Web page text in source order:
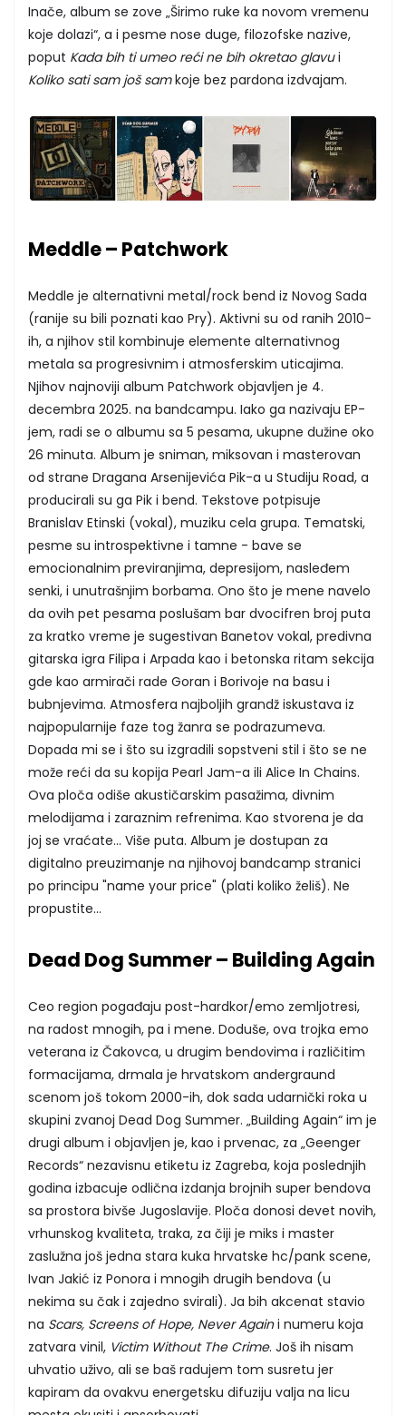
Inače, album se zove „Širimo ruke ka novom vremenu
koje dolazi“, a i pesme nose duge, filozofske nazive,
poput Kada bih ti umeo reći ne bih okretao glavui
Koliko sati sam još samkoje bez pardona izdvajam.
Meddle – Patchwork
Meddle je alternativni metal/rock bend iz Novog Sada
(ranije su bili poznati kao Pry). Aktivni su od ranih 2010-
ih, a njihov stil kombinuje elemente alternativnog
metala sa progresivnim i atmosferskim uticajima.
Njihov najnoviji album Patchwork objavljen je 4.
decembra 2025. na bandcampu. Iako ga nazivaju EP-
jem, radi se o albumu sa 5 pesama, ukupne dužine oko
26 minuta. Album je sniman, miksovan i masterovan
od strane Dragana Arsenijevića Pik-a u Studiju Road, a
producirali su ga Pik i bend. Tekstove potpisuje
Branislav Etinski (vokal), muziku cela grupa. Tematski,
pesme su introspektivne i tamne - bave se
emocionalnim previranjima, depresijom, nasleđem
senki, i unutrašnjim borbama. Ono što je mene navelo
da ovih pet pesama poslušam bar dvocifren broj puta
za kratko vreme je sugestivan Banetov vokal, predivna
gitarska igra Filipa i Arpada kao i betonska ritam sekcija
gde kao armirači rade Goran i Borivoje na basu i
bubnjevima. Atmosfera najboljih grandž iskustava iz
najpopularnije faze tog žanra se podrazumeva.
Dopada mi se i što su izgradili sopstveni stil i što se ne
može reći da su kopija Pearl Jam-a ili Alice In Chains.
Ova ploča odiše akustičarskim pasažima, divnim
melodijama i zaraznim refrenima. Kao stvorena je da
joj se vraćate... Više puta. Album je dostupan za
digitalno preuzimanje na njihovoj bandcamp stranici
po principu "name your price" (plati koliko želiš). Ne
propustite...
Dead Dog Summer – Building Again
Ceo region pogađaju post-hardkor/emo zemljotresi,
na radost mnogih, pa i mene. Doduše, ova trojka emo
veterana iz Čakovca, u drugim bendovima i različitim
formacijama, drmala je hrvatskom andergraund
scenom još tokom 2000-ih, dok sada udarnički roka u
skupini zvanoj Dead Dog Summer. „Building Again“ im je
drugi album i objavljen je, kao i prvenac, za „Geenger
Records“ nezavisnu etiketu iz Zagreba, koja poslednjih
godina izbacuje odlična izdanja brojnih super bendova
sa prostora bivše Jugoslavije. Ploča donosi devet novih,
vrhunskog kvaliteta, traka, za čiji je miks i master
zaslužna još jedna stara kuka hrvatske hc/pank scene,
Ivan Jakić iz Ponora i mnogih drugih bendova (u
nekima su čak i zajedno svirali). Ja bih akcenat stavio
na Scars, Screens of Hope, Never Againi numeru koja
zatvara vinil, Victim Without The Crime. Još ih nisam
uhvatio uživo, ali se baš radujem tom susretu jer
kapiram da ovakvu energetsku difuziju valja na licu